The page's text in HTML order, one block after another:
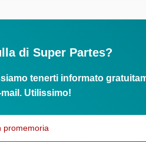
di Super Partes?
tenerti informato
Utilissimo!
promemoria